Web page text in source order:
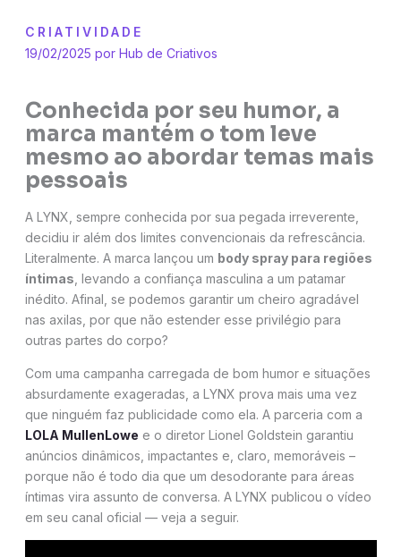
CRIATIVIDADE
19/02/2025 por Hub de Criativos
Conhecida por seu humor, a
marca mantém o tom leve
mesmo ao abordar temas mais
pessoais
A LYNX, sempre conhecida por sua pegada irreverente,
decidiu ir além dos limites convencionais da refrescância.
Literalmente. A marca lançou um body spray para regiões
íntimas , levando a confiança masculina a um patamar
inédito. Afinal, se podemos garantir um cheiro agradável
nas axilas, por que não estender esse privilégio para
outras partes do corpo?
Com uma campanha carregada de bom humor e situações
absurdamente exageradas, a LYNX prova mais uma vez
que ninguém faz publicidade como ela. A parceria com a
LOLA MullenLowe e o diretor Lionel Goldstein garantiu
anúncios dinâmicos, impactantes e, claro, memoráveis –
porque não é todo dia que um desodorante para áreas
íntimas vira assunto de conversa. A LYNX publicou o vídeo
em seu canal oficial — veja a seguir.